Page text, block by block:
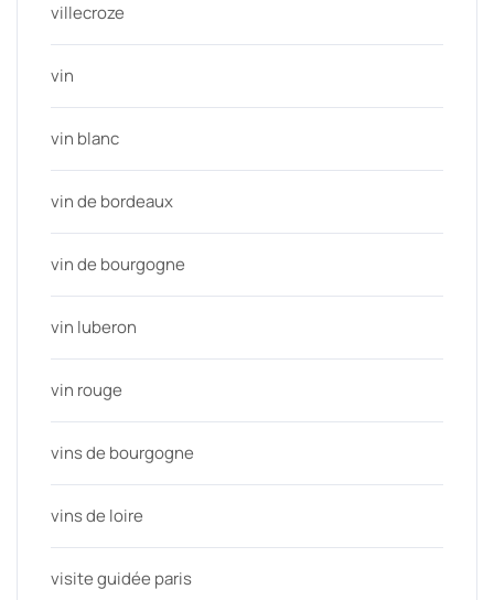
villecroze
vin
vin blanc
vin de bordeaux
vin de bourgogne
vin luberon
vin rouge
vins de bourgogne
vins de loire
visite guidée paris